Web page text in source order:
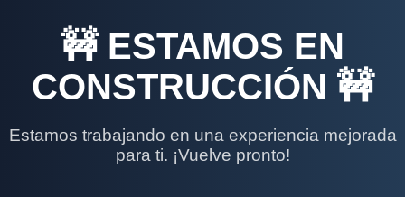
🚧 ESTAMOS EN
CONSTRUCCIÓN 🚧
Estamos trabajando en una experiencia mejorada
para ti. ¡Vuelve pronto!